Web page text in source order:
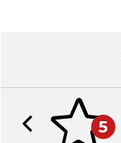
5
Previous slide